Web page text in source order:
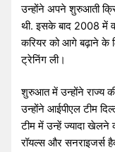
उन्होंने अपने शुरुआती
थी. इसके बाद 2008 में
करियर को आगे बढ़ाने के
ट्रेनिंग ली।
शुरुआत में उन्होंने राज्य
उन्होंने आईपीएल टीम
टीम में उन्हें ज्यादा खेलने
रॉयल्स और सनराइजर्स